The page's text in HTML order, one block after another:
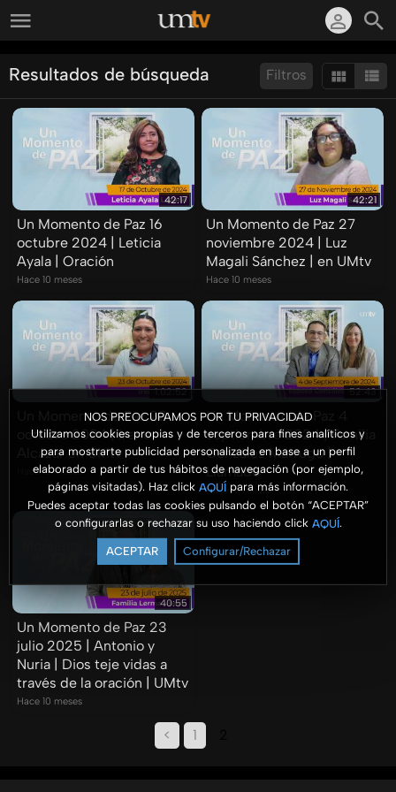
NOS PREOCUPAMOS POR TU PRIVACIDAD
Utilizamos cookies propias y de terceros para fines analíticos y
para mostrarte publicidad personalizada en base a un perfil
elaborado a partir de tus hábitos de navegación (por ejemplo,
páginas visitadas). Haz click AQUÍ para más información.
Puedes aceptar todas las cookies pulsando el botón “ACEPTAR”
o configurarlas o rechazar su uso haciendo click AQUÍ.
ACEPTAR Configurar/Rechazar
Filtros
Resultados de búsqueda
Ordenar por:
Mostrar:
Resultados/Pág.:
42:17
Un Momento de Paz 16
octubre 2024 | Leticia
Ayala | Oración
Hace 10 meses
42:21
Un Momento de Paz 27
noviembre 2024 | Luz
Magali Sánchez | en UMtv
Hace 10 meses
1:02:52
Un Momento de Paz 23
octubre 2024 | Irene
Alcázar en UMtv
Hace 10 meses
52:43
Un Momento de Paz 4
septiembre 2024 | Familia
González Marrugo |
Llamado
Hace 10 meses
40:55
Un Momento de Paz 23
julio 2025 | Antonio y
Nuria | Dios teje vidas a
través de la oración | UMtv
Hace 10 meses
< 1